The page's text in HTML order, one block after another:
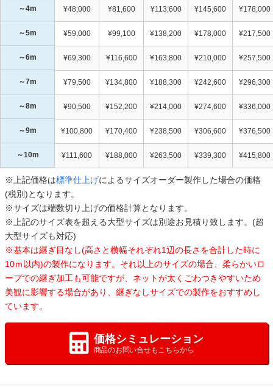
～4m ¥48,000 ¥81,600 ¥113,600 ¥145,600 ¥178,000
～5m ¥59,000 ¥99,100 ¥138,200 ¥178,000 ¥217,500
～6m ¥69,300 ¥116,600 ¥163,800 ¥210,000 ¥257,500
～7m ¥79,500 ¥134,800 ¥188,300 ¥242,600 ¥296,300
～8m ¥90,500 ¥152,200 ¥214,000 ¥274,600 ¥336,000
～9m ¥100,800 ¥170,400 ¥238,500 ¥306,600 ¥376,500
～10m ¥111,600 ¥188,000 ¥263,500 ¥339,300 ¥415,800
※上記価格は標準仕上げによるサイズオーダー製作した場合の価格
(税別)となります。
※サイズは端数切り上げの価格計算となります。
※上記のサイズ表を超える大型サイズは別途お見積り致します。(超
大型サイズも対応)
※基本は継ぎ目なし(高さと横幅それぞれ1辺の長さを合計した時に
10ｍ以内)の製作になります。それ以上のサイズの場合、柔らかいロ
ープでの継ぎ加工も可能ですが、ネットが太くごわつきやすいため
美観に影響する場合があり、継ぎなしサイズでの製作をおすすめし
ています。
価格シミュレーション
商品のお問い合せもこちらから